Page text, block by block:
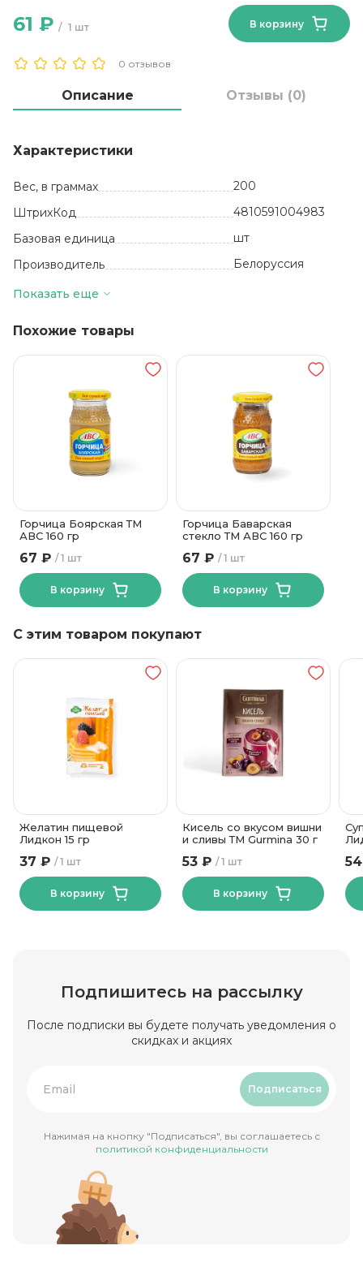
0 отзывов
1 шт
61 ₽ В корзину
Описание Отзывы (0)
Характеристики
Вес, в граммах
200
ШтрихКод
4810591004983
Базовая единица
шт
Производитель
Белоруссия
Срок годности
Показать еще
Похожие товары
Горчица Боярская ТМ
АВС 160 гр
1 шт
67 ₽
В корзину
Горчица Баварская
стекло ТМ АВС 160 гр
1 шт
67 ₽
В корзину
С этим товаром покупают
Желатин пищевой
Лидкон 15 гр
1 шт
37 ₽
В корзину
Кисель со вкусом вишни
и сливы ТМ Gurmina 30 г
1 шт
53 ₽
В корзину
Подпишитесь на рассылку
После подписки вы будете получать уведомления о
скидках и акциях
Подписаться
Нажимая на кнопку "Подписаться", вы соглашаетесь с
политикой конфиденциальности